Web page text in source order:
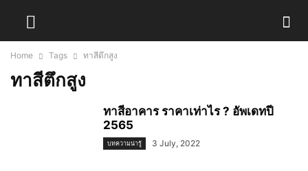
Home Tags ทาสีตึกสูง
ทาสีตึกสูง
ทาสีอาคาร ราคาเท่าไร ? อัพเดทปี
2565
บทความน่ารู้ 3 July, 2022